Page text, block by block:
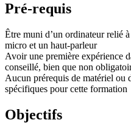
Pré-requis
Être muni d’un ordinateur relié
micro et un haut-parleur
Avoir une première expérience
conseillé, bien que non
Aucun prérequis de matériel ou
spécifiques pour cette formation
Objectifs